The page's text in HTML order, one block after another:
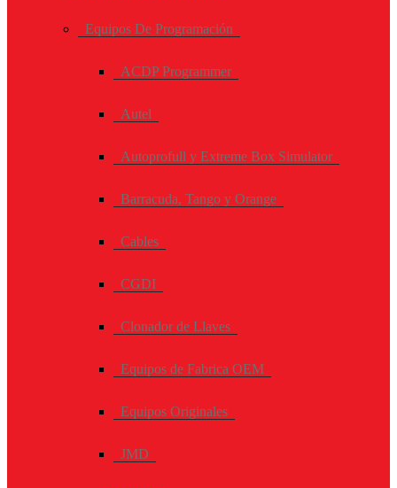
Equipos De Programación
ACDP Programmer
Autel
Autoprofull y Extreme Box Simulator
Barracuda, Tango y Orange
Cables
CGDI
Clonador de Llaves
Equipos de Fabrica OEM
Equipos Originales
JMD